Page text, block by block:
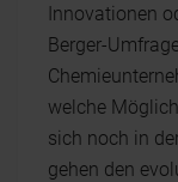
Innovationen
Berger-
welche
sich noch in
gehen den